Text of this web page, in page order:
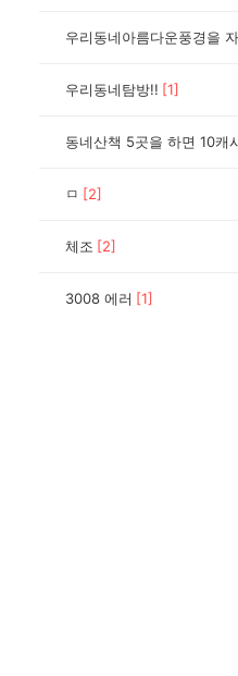
우리동네아름다운풍경을
우리동네탐방!! [1]
동네산책 5곳을 하면 10캐
ㅁ [2]
체조 [2]
3008 에러 [1]